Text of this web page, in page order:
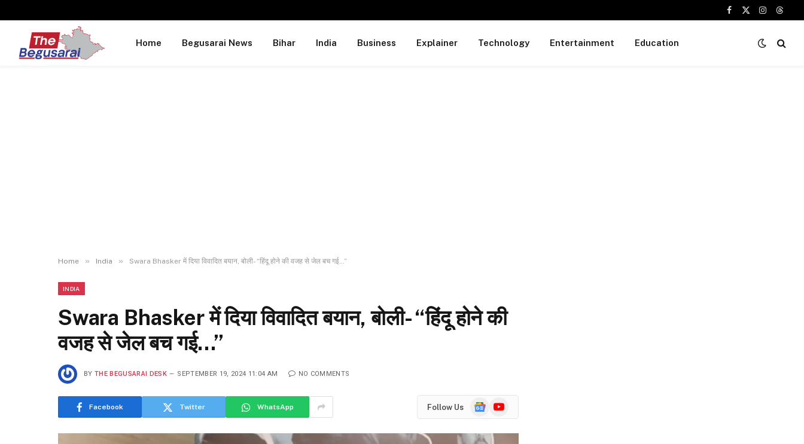
Facebook
X
Instagram
Home Begusarai News Bihar India Business Explainer Technology Entertainment Education
Home » India » Swara Bhasker में दिया विवादित बयान, बोली- “हिंदू होने की वजह से जेल बच गई…”
INDIA
Swara Bhasker में दिया विवादित बयान, बोली- “हिंदू होने की
वजह से जेल बच गई…”
BY THE BEGUSARAI DESK SEPTEMBER 19, 2024 11:04 AM NO COMMENTS
Facebook Twitter WhatsApp Follow Us
GoogleYouTube